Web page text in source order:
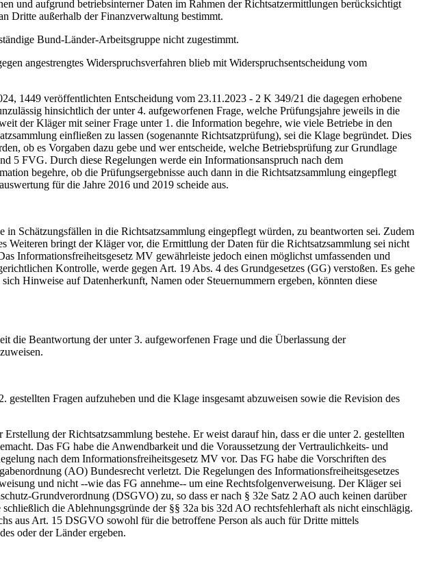
und aufgrund betriebsinterner Daten im Rahmen der Richtsatzermittlungen berücksichtigt
Dritte außerhalb der Finanzverwaltung bestimmt.
Bund-Länder-Arbeitsgruppe nicht zugestimmt.
Widerspruchsverfahren blieb mit Widerspruchsentscheidung vom
veröffentlichten Entscheidung vom 23.11.2023 - 2 K 349/21 die dagegen erhobene
hinsichtlich der unter 4. aufgeworfenen Frage, welche Prüfungsjahre jeweils in die
der Kläger mit seiner Frage unter 1. die Information begehre, wie viele Betriebe in den
einfließen zu lassen (sogenannte Richtsatzprüfung), sei die Klage begründet. Dies
ob es Vorgaben dazu gebe und wer entscheide, welche Betriebsprüfung zur Grundlage
5 FVG. Durch diese Regelungen werde ein Informationsanspruch nach dem
begehre, ob die Prüfungsergebnisse auch dann in die Richtsatzsammlung eingepflegt
für die Jahre 2016 und 2019 scheide aus.
in die Richtsatzsammlung eingepflegt würden, zu beantworten sei. Zudem
Weiteren bringt der Kläger vor, die Ermittlung der Daten für die Richtsatzsammlung sei nicht
Informationsfreiheitsgesetz MV gewährleiste jedoch einen möglichst umfassenden und
Kontrolle, werde gegen Art. 19 Abs. 4 des Grundgesetzes (GG) verstoßen. Es gehe
Hinweise auf Datenherkunft, Namen oder Steuernummern ergeben, könnten diese
die Beantwortung der unter 3. aufgeworfenen Frage und die Überlassung der
Fragen aufzuheben und die Klage insgesamt abzuweisen sowie die Revision des
der Richtsatzsammlung bestehe. Er weist darauf hin, dass er die unter 2. gestellten
Das FG habe die Anwendbarkeit und die Voraussetzung der Vertraulichkeits- und
nach dem Informationsfreiheitsgesetz MV vor. Das FG habe die Vorschriften des
(AO) Bundesrecht verletzt. Die Regelungen des Informationsfreiheitsgesetzes
und nicht ‑‑wie das FG annehme‑‑ um eine Rechtsfolgenverweisung. Der Kläger sei
Grundverordnung (DSGVO) zu, so dass er nach § 32e Satz 2 AO auch keinen darüber
die Ablehnungsgründe der §§ 32a bis 32d AO rechtsfehlerhaft als nicht einschlägig.
aus Art. 15 DSGVO sowohl für die betroffene Person als auch für Dritte mittels
oder der Länder ergeben.